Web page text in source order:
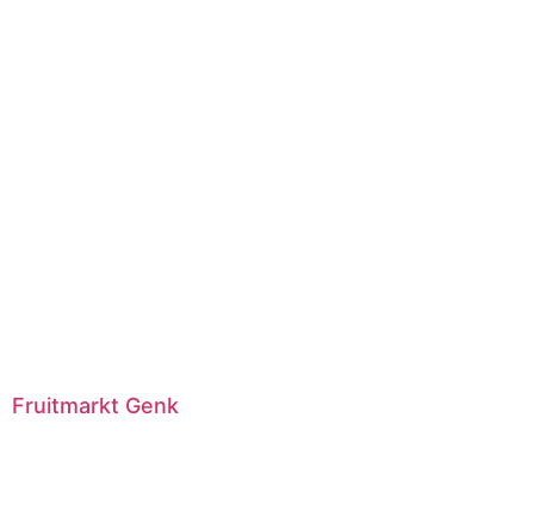
Fruitmarkt Genk